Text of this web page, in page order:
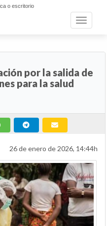
o escritorio
Toggle
por la salida de
para la salud
26 de enero de 2026, 14:44h